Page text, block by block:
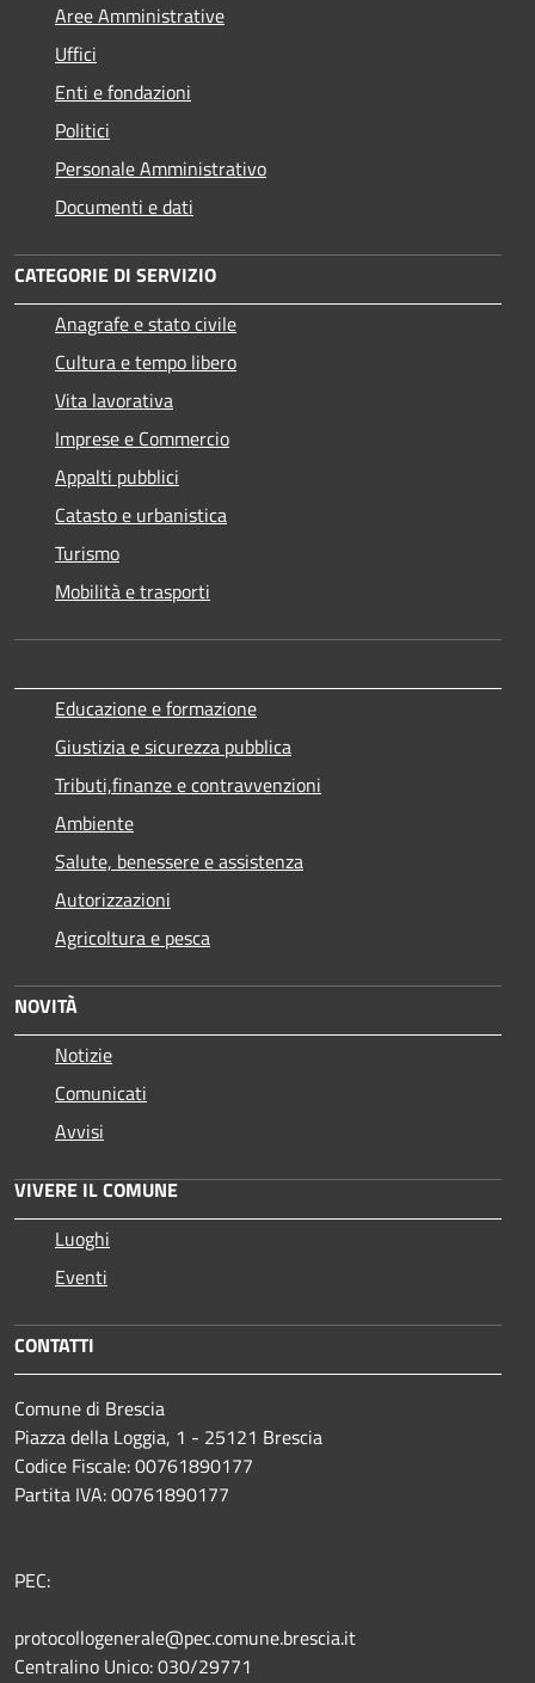
Aree Amministrative
Uffici
Enti e fondazioni
Politici
Personale Amministrativo
Documenti e dati
CATEGORIE DI SERVIZIO
Anagrafe e stato civile
Cultura e tempo libero
Vita lavorativa
Imprese e Commercio
Appalti pubblici
Catasto e urbanistica
Turismo
Mobilità e trasporti
Educazione e formazione
Giustizia e sicurezza pubblica
Tributi,finanze e contravvenzioni
Ambiente
Salute, benessere e assistenza
Autorizzazioni
Agricoltura e pesca
NOVITÀ
Notizie
Comunicati
Avvisi
VIVERE IL COMUNE
Luoghi
Eventi
CONTATTI
Comune di Brescia
Piazza della Loggia, 1 - 25121 Brescia
Codice Fiscale: 00761890177
Partita IVA: 00761890177
PEC:
protocollogenerale@pec.comune.brescia.it
Centralino Unico: 030/29771